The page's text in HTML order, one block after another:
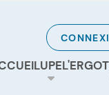
UPE